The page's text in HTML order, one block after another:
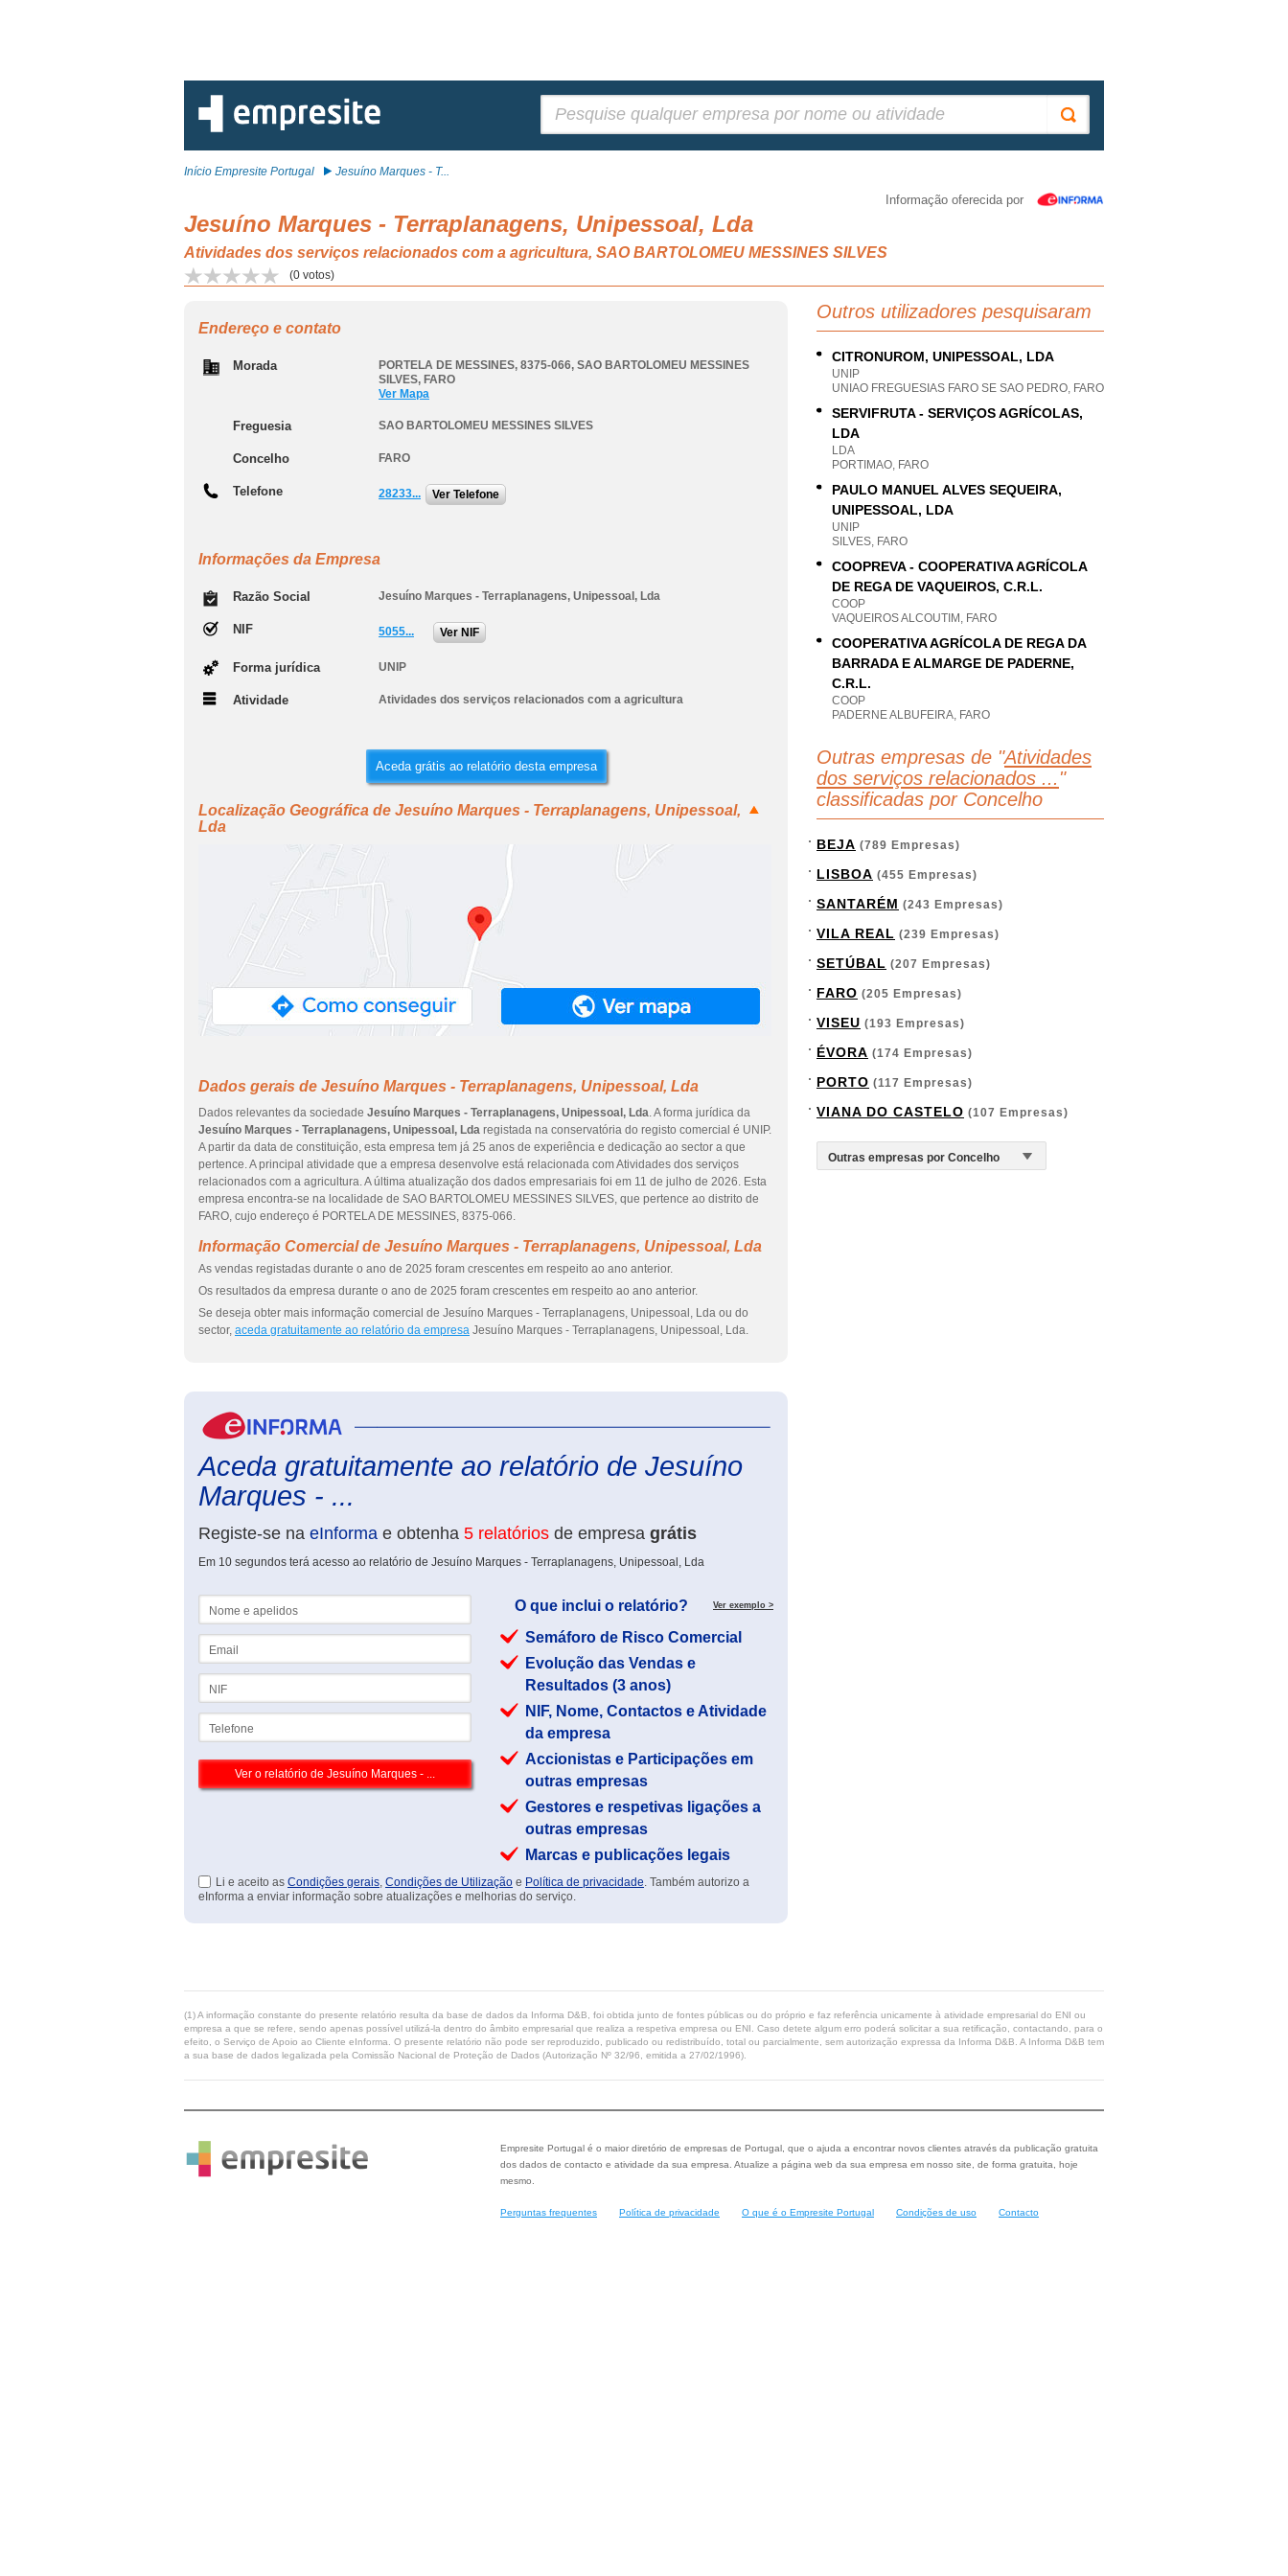
Início Empresite Portugal Jesuíno Marques - T...
Informação oferecida por
Jesuíno Marques - Terraplanagens, Unipessoal, Lda
Atividades dos serviços relacionados com a agricultura, SAO BARTOLOMEU MESSINES SILVES
(0 votos)
Endereço e contato
Morada PORTELA DE MESSINES, 8375-066, SAO BARTOLOMEU MESSINES
SILVES, FARO
Ver Mapa
Freguesia SAO BARTOLOMEU MESSINES SILVES
Concelho FARO
Telefone 28233... Ver Telefone
Informações da Empresa
Razão Social Jesuíno Marques - Terraplanagens, Unipessoal, Lda
NIF 5055... Ver NIF
Forma jurídica UNIP
Atividade Atividades dos serviços relacionados com a agricultura
Aceda grátis ao relatório desta empresa
Localização Geográfica de Jesuíno Marques - Terraplanagens, Unipessoal,
Lda
Dados gerais de Jesuíno Marques - Terraplanagens, Unipessoal, Lda
Dados relevantes da sociedade Jesuíno Marques - Terraplanagens, Unipessoal, Lda. A forma jurídica da
Jesuíno Marques - Terraplanagens, Unipessoal, Lda registada na conservatória do registo comercial é UNIP.
A partir da data de constituição, esta empresa tem já 25 anos de experiência e dedicação ao sector a que
pertence. A principal atividade que a empresa desenvolve está relacionada com Atividades dos serviços
relacionados com a agricultura. A última atualização dos dados empresariais foi em 11 de julho de 2026. Esta
empresa encontra-se na localidade de SAO BARTOLOMEU MESSINES SILVES, que pertence ao distrito de
FARO, cujo endereço é PORTELA DE MESSINES, 8375-066.
Informação Comercial de Jesuíno Marques - Terraplanagens, Unipessoal, Lda
As vendas registadas durante o ano de 2025 foram crescentes em respeito ao ano anterior.
Os resultados da empresa durante o ano de 2025 foram crescentes em respeito ao ano anterior.
Se deseja obter mais informação comercial de Jesuíno Marques - Terraplanagens, Unipessoal, Lda ou do
sector, aceda gratuitamente ao relatório da empresa Jesuíno Marques - Terraplanagens, Unipessoal, Lda.
Aceda gratuitamente ao relatório de Jesuíno
Marques - ...
Registe-se na eInforma e obtenha 5 relatórios de empresa grátis
Em 10 segundos terá acesso ao relatório de Jesuíno Marques - Terraplanagens, Unipessoal, Lda
O que inclui o relatório? Ver exemplo >
Semáforo de Risco Comercial
Evolução das Vendas e
Resultados (3 anos)
NIF, Nome, Contactos e Atividade
da empresa
Accionistas e Participações em
outras empresas
Gestores e respetivas ligações a
outras empresas
Marcas e publicações legais
Li e aceito as Condições gerais, Condições de Utilização e Política de privacidade. Também autorizo a
eInforma a enviar informação sobre atualizações e melhorias do serviço.
Outros utilizadores pesquisaram
CITRONUROM, UNIPESSOAL, LDA
UNIP
UNIAO FREGUESIAS FARO SE SAO PEDRO, FARO
SERVIFRUTA - SERVIÇOS AGRÍCOLAS,
LDA
LDA
PORTIMAO, FARO
PAULO MANUEL ALVES SEQUEIRA,
UNIPESSOAL, LDA
UNIP
SILVES, FARO
COOPREVA - COOPERATIVA AGRÍCOLA
DE REGA DE VAQUEIROS, C.R.L.
COOP
VAQUEIROS ALCOUTIM, FARO
COOPERATIVA AGRÍCOLA DE REGA DA
BARRADA E ALMARGE DE PADERNE,
C.R.L.
COOP
PADERNE ALBUFEIRA, FARO
Outras empresas de "Atividades
dos serviços relacionados ... "
classificadas por Concelho
BEJA (789 Empresas)
LISBOA (455 Empresas)
SANTARÉM (243 Empresas)
VILA REAL (239 Empresas)
SETÚBAL (207 Empresas)
FARO (205 Empresas)
VISEU (193 Empresas)
ÉVORA (174 Empresas)
PORTO (117 Empresas)
VIANA DO CASTELO (107 Empresas)
(1) A informação constante do presente relatório resulta da base de dados da Informa D&B, foi obtida junto de fontes públicas ou do próprio e faz referência unicamente à atividade empresarial do ENI ou
empresa a que se refere, sendo apenas possível utilizá-la dentro do âmbito empresarial que realiza a respetiva empresa ou ENI. Caso detete algum erro poderá solicitar a sua retificação, contactando, para o
efeito, o Serviço de Apoio ao Cliente eInforma. O presente relatório não pode ser reproduzido, publicado ou redistribuído, total ou parcialmente, sem autorização expressa da Informa D&B. A Informa D&B tem
a sua base de dados legalizada pela Comissão Nacional de Proteção de Dados (Autorização Nº 32/96, emitida a 27/02/1996).
Empresite Portugal é o maior diretório de empresas de Portugal, que o ajuda a encontrar novos clientes através da publicação gratuita
dos dados de contacto e atividade da sua empresa. Atualize a página web da sua empresa em nosso site, de forma gratuita, hoje
mesmo.
Perguntas frequentes Política de privacidade O que é o Empresite Portugal Condições de uso Contacto